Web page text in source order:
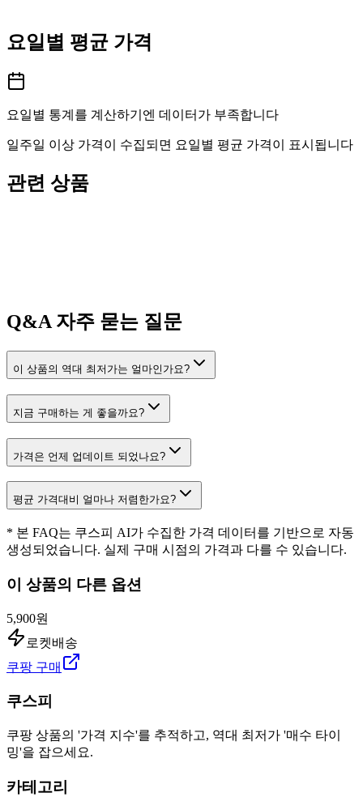
요일별 평균 가격
요일별 통계를 계산하기엔 데이터가 부족합니다
일주일 이상 가격이 수집되면 요일별 평균 가격이 표시됩니다
관련 상품
Q&A자주 묻는 질문
이 상품의 역대 최저가는 얼마인가요?
지금 구매하는 게 좋을까요?
가격은 언제 업데이트 되었나요?
평균 가격대비 얼마나 저렴한가요?
* 본 FAQ는 쿠스피 AI가 수집한 가격 데이터를 기반으로 자동
생성되었습니다. 실제 구매 시점의 가격과 다를 수 있습니다.
이 상품의 다른 옵션
5,900원
로켓배송
쿠팡 구매
쿠스피
쿠팡 상품의 '가격 지수'를 추적하고, 역대 최저가 '매수 타이
밍'을 잡으세요.
카테고리